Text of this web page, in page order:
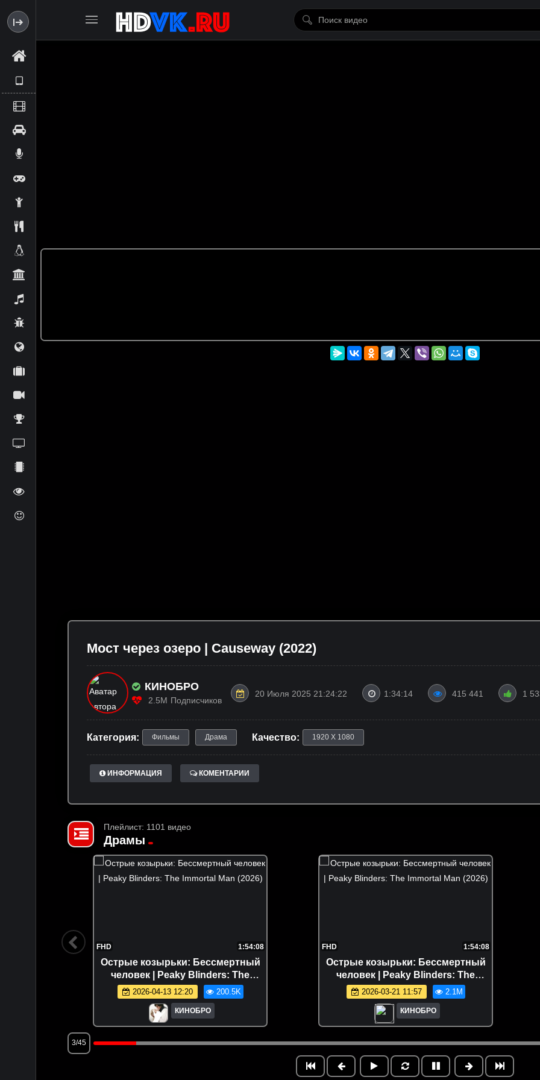
Мост через озеро | Causeway (2022)
КИНОБРО
2.5M Подписчиков
20 Июля 2025 21:24:22 1:34:14 415 441 1
Категория: Фильмы Драма Качество: 1920 X 1080
ИНФОРМАЦИЯ КОМЕНТАРИИ
Плейлист: 1101 видео
Драмы
FHD 1:54:08
Острые козырьки: Бессмертный
человек | Peaky Blinders: The
Immortal Man (2026)
2026-04-13 12:20 200.5K
КИНОБРО
FHD 1:54:08
Острые козырьки: Бессмертный
человек | Peaky Blinders: The
Immortal Man (2026)
2026-03-21 11:57 2.1M
КИНОБРО
3/45